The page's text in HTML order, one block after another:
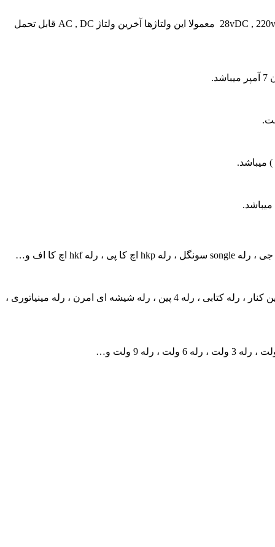
میزان تحمل جریان رله ها بر حسب آمپر روی ولتاژ های مختلف سنجیده شده و روی رله نوشته میشود. مثلا ولتاژ 28vDC , 220vAC , 125vAC , 30vDC معمولا این ولتاژها آخرین ولتاژ AC , DC قابل تحمل
فروش انواع رله های معروف و پر کاربردِ رله پایه میلون ، رله مخابراتی ، رله کولری nt90 فیش خور ، رله پکیجی ، رله بوبین وسط ، رله بوبین کنار ، رله کتابی ، رله 4 پین ، رله شیشه ای امرن ، رله مینیاتوری ،